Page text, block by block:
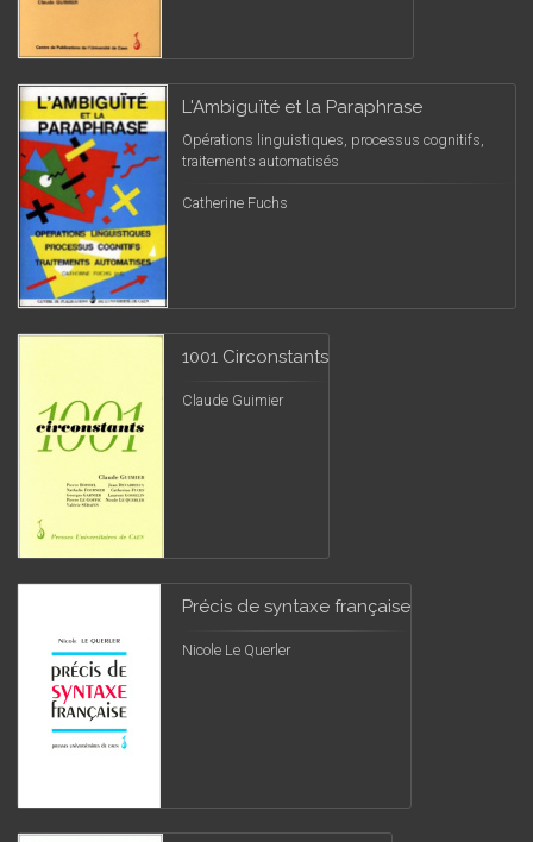
L'Ambiguïté et la Paraphrase
Opérations linguistiques, processus cognitifs,
traitements automatisés
Catherine Fuchs
1001 Circonstants
Claude Guimier
Précis de syntaxe française
Nicole Le Querler